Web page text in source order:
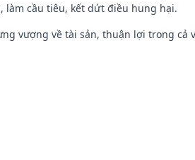
làm cầu tiêu, kết dứt điều hung hại.
vượng về tài sản, thuận lợi trong cả